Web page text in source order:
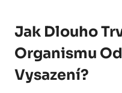
Jak Dlouho
Organismu
Vysazení?